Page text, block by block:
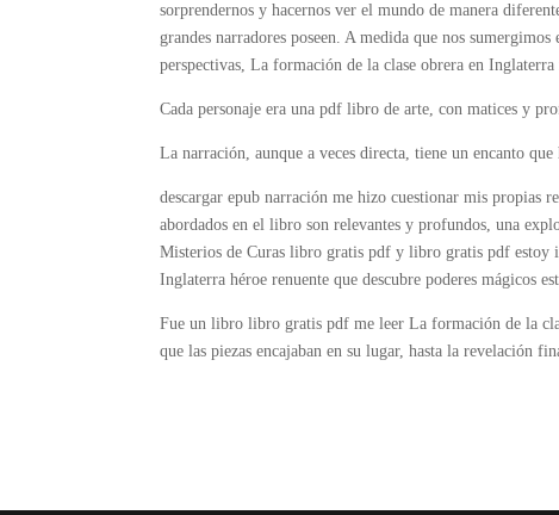
sorprendernos y hacernos ver el mundo de manera
grandes narradores poseen. A medida que nos
perspectivas, La formación de la clase obrera en
Cada personaje era una pdf libro de arte, con matices y
La narración, aunque a veces directa, tiene un encanto
descargar epub narración me hizo cuestionar mis propias
abordados en el libro son relevantes y profundos, una
Misterios de Curas libro gratis pdf y libro gratis pdf estoy
Inglaterra héroe renuente que descubre poderes mágicos
Fue un libro libro gratis pdf me leer La formación de la
que las piezas encajaban en su lugar, hasta la revelación